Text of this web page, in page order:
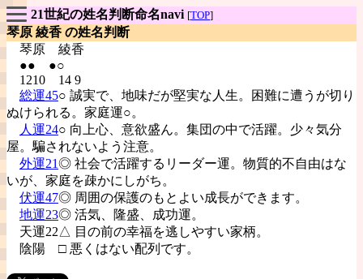
21世紀の姓名判断命名navi [TOP]
琴原 綾香 の姓名判断
琴原 綾香
●● ●○
1210 14 9
総運45○ 誠実で、地味だが堅実な人生。困難に遭うが切り
ぬけられる。家庭運○。
人運24○ 向上心、意欲盛ん。集団の中で活躍。少々気分
屋。騙されないよう注意。
外運21◎ 社会で活躍するリーダー運。物質的不自由はな
いが、家庭を疎かにしがち。
伏運47◎ 周囲の保護のもとよい成長ができます。
地運23◎ 活気、隆盛、成功運。
天運22△ 目の前の幸福を逃しやすい家柄。
陰陽 □ 悪くはない配列です。